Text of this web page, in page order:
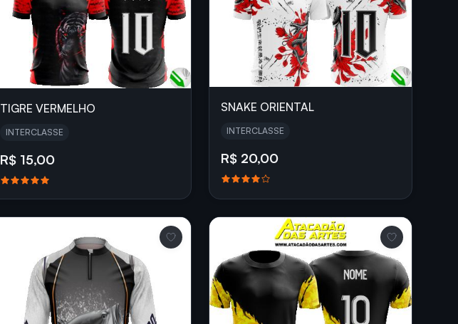
TIGRE VERMELHO
INTERCLASSE
R$ 15,00
SNAKE ORIENTAL
INTERCLASSE
R$ 20,00